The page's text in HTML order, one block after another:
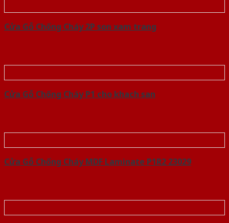
Cửa Gỗ Chống Cháy 2P son xam trang
Cửa Gỗ Chống Cháy P1 cho khach san
Cửa Gỗ Chống Cháy MDF Laminate P1R2 23029